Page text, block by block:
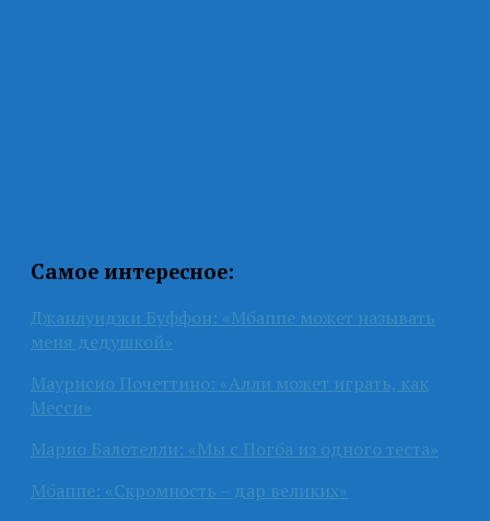
Самое интересное:
Джанлуиджи Буффон: «Мбаппе может называть
меня дедушкой»
Маурисио Почеттино: «Алли может играть, как
Месси»
Марио Балотелли: «Мы с Погба из одного теста»
Мбаппе: «Скромность – дар великих»